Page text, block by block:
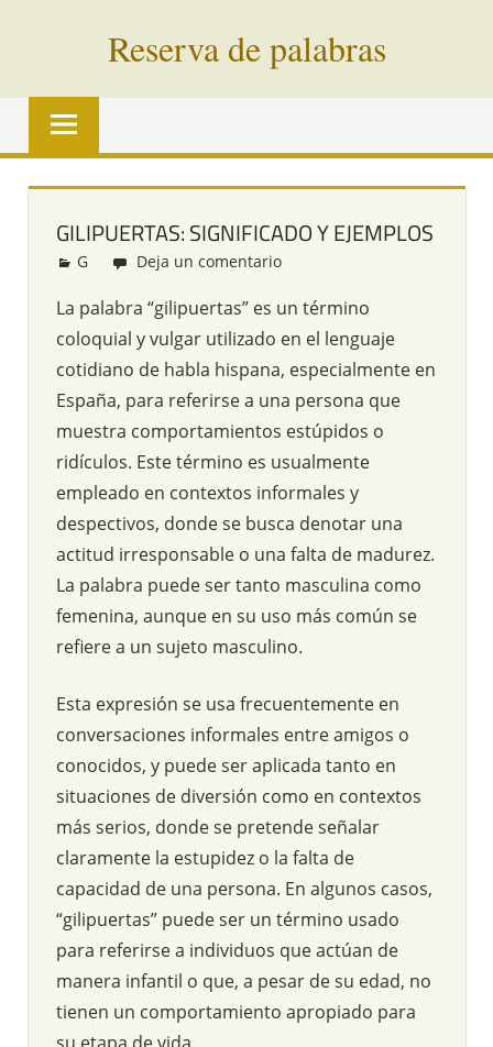
Reserva de palabras
Palabras
vías
todo
mundo
GILIPUERTAS: SIGNIFICADO Y EJEMPLOS
Redacción
G Deja un comentario
La palabra “gilipuertas” es un término
coloquial y vulgar utilizado en el lenguaje
cotidiano de habla hispana, especialmente en
España, para referirse a una persona que
muestra comportamientos estúpidos o
ridículos. Este término es usualmente
empleado en contextos informales y
despectivos, donde se busca denotar una
actitud irresponsable o una falta de madurez.
La palabra puede ser tanto masculina como
femenina, aunque en su uso más común se
refiere a un sujeto masculino.
Esta expresión se usa frecuentemente en
conversaciones informales entre amigos o
conocidos, y puede ser aplicada tanto en
situaciones de diversión como en contextos
más serios, donde se pretende señalar
claramente la estupidez o la falta de
capacidad de una persona. En algunos casos,
“gilipuertas” puede ser un término usado
para referirse a individuos que actúan de
manera infantil o que, a pesar de su edad, no
tienen un comportamiento apropiado para